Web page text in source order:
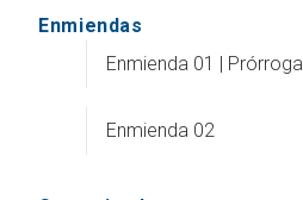
Enmiendas
Enmienda 01 | Prórroga
Enmienda 02